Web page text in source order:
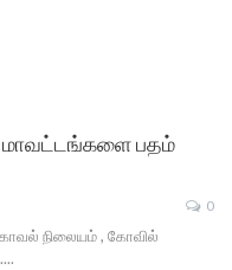
மாவட்டங்களை பதம்
0
நிலையம் , கோவில்